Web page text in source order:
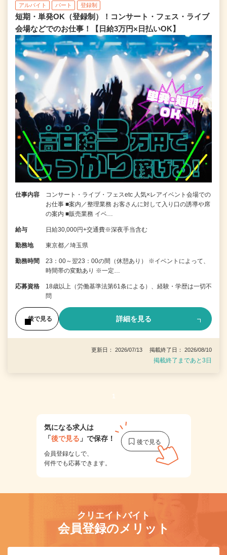
アルバイト パート 登録制
短期・単発OK（登録制）！コンサート・フェス・ライブ
会場などでのお仕事！【日給3万円×日払いOK】
仕事内容
コンサート・ライブ・フェスetc 人気×レアイベント会場での
お仕事 ■案内／整理業務 お客さんに対して入り口の誘導や席
の案内 ■販売業務 イベ…
給与 日給30,000円+交通費※深夜手当含む
勤務地 東京都／埼玉県
勤務時間
23：00～翌23：00の間（休憩あり） ※イベントによって、
時間帯の変動あり ※一定…
応募資格
18歳以上（労働基準法第61条による）、経験・学歴は一切不
問
後で見る 詳細を見る
更新日： 2026/07/13 掲載終了日： 2026/08/10
掲載終了まであと3日
1
気になる求人は
「後で見る 」で保存！
会員登録なしで、
何件でも応募できます。
クリエイトバイト
会員登録のメリット